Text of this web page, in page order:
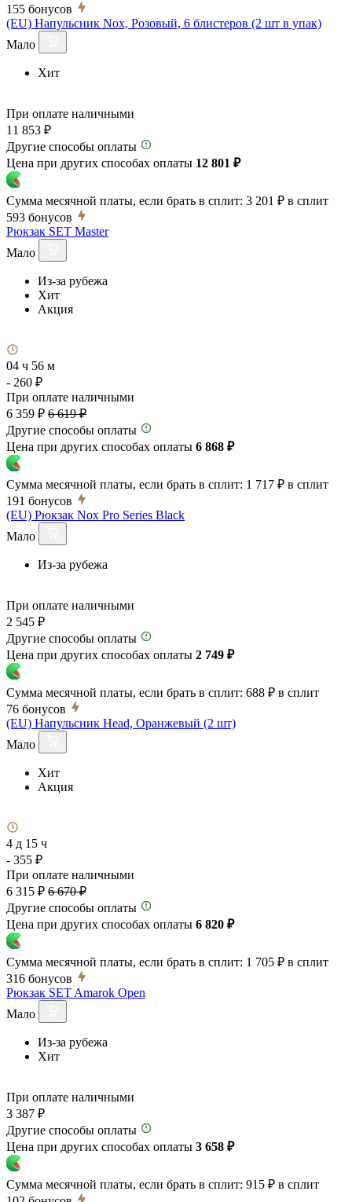
155 бонусов
(EU) Напульсник Nox, Розовый, 6 блистеров (2 шт в упак)
Мало
Хит
При оплате наличными
11 853 ₽
Другие способы оплаты
Цена при других способах оплаты 12 801 ₽
Сумма месячной платы, если брать в сплит: 3 201 ₽ в сплит
593 бонусов
Рюкзак SET Master
Мало
Из-за рубежа
Хит
Акция
04 ч 56 м
- 260 ₽
При оплате наличными
6 359 ₽ 6 619 ₽
Другие способы оплаты
Цена при других способах оплаты 6 868 ₽
Сумма месячной платы, если брать в сплит: 1 717 ₽ в сплит
191 бонусов
(EU) Рюкзак Nox Pro Series Black
Мало
Из-за рубежа
При оплате наличными
2 545 ₽
Другие способы оплаты
Цена при других способах оплаты 2 749 ₽
Сумма месячной платы, если брать в сплит: 688 ₽ в сплит
76 бонусов
(EU) Напульсник Head, Оранжевый (2 шт)
Мало
Хит
Акция
4 д 15 ч
- 355 ₽
При оплате наличными
6 315 ₽ 6 670 ₽
Другие способы оплаты
Цена при других способах оплаты 6 820 ₽
Сумма месячной платы, если брать в сплит: 1 705 ₽ в сплит
316 бонусов
Рюкзак SET Amarok Open
Мало
Из-за рубежа
Хит
При оплате наличными
3 387 ₽
Другие способы оплаты
Цена при других способах оплаты 3 658 ₽
Сумма месячной платы, если брать в сплит: 915 ₽ в сплит